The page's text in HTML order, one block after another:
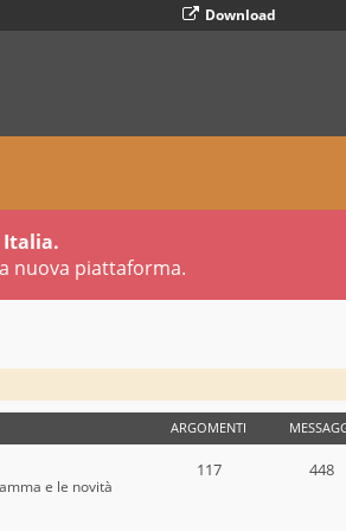
Download
Italia.
nuova piattaforma.
ARGOMENTI
e le novità
117 448